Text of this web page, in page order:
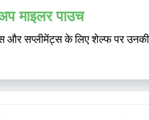
माइलर पाउच
सप्लीमेंट्स के लिए शेल्फ पर